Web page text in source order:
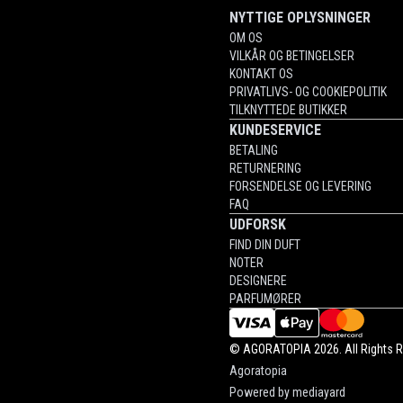
NYTTIGE OPLYSNINGER
OM OS
VILKÅR OG BETINGELSER
KONTAKT OS
PRIVATLIVS- OG COOKIEPOLITIK
TILKNYTTEDE BUTIKKER
KUNDESERVICE
BETALING
RETURNERING
FORSENDELSE OG LEVERING
FAQ
UDFORSK
FIND DIN DUFT
NOTER
DESIGNERE
PARFUMØRER
© AGORATOPIA 2026. All Rights
Agoratopia
Powered bymediayard